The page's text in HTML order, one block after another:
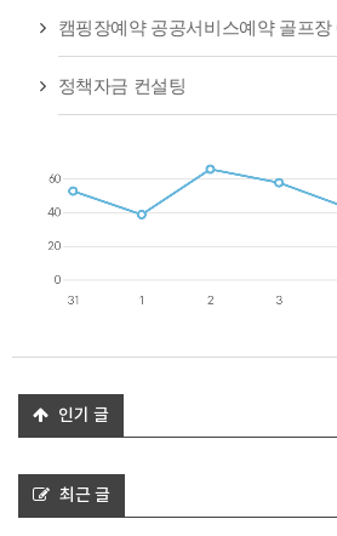
캠핑장예약 공공서비스예약 골프
정책자금 컨설팅
인기 글
최근 글